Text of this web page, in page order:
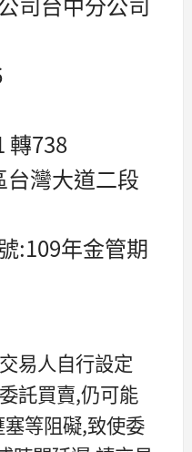
轉738
灣大道二段
:109年金管期
易人自行設定
託買賣,仍可能
等阻礙,致使委